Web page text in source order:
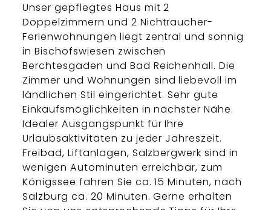
Unser gepflegtes Haus mit 2
Doppelzimmern und 2 Nichtraucher-
Ferienwohnungen liegt zentral und sonnig
in Bischofswiesen zwischen
Berchtesgaden und Bad Reichenhall. Die
Zimmer und Wohnungen sind liebevoll im
ländlichen Stil eingerichtet. Sehr gute
Einkaufsmöglichkeiten in nächster Nähe.
Idealer Ausgangspunkt für Ihre
Urlaubsaktivitäten zu jeder Jahreszeit.
Freibad, Liftanlagen, Salzbergwerk sind in
wenigen Autominuten erreichbar, zum
Königssee fahren Sie ca. 15 Minuten, nach
Salzburg ca. 20 Minuten. Gerne erhalten